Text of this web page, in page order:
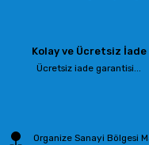
Ürün fiyatı diğer sitelerden
Kolay ve Ücretsiz İade
Ücretsiz iade garantisi...
Organize Sanayi Bölgesi